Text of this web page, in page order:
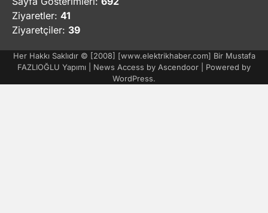
Ziyaretler: 41
Ziyaretçiler: 39
Her Hakkı Saklıdır © [2008] [www.elektrikhaber.com] Bir Mustafa
FAZLIOĞLU Yapımı | News Access by Ascendoor | Powered by
WordPress.